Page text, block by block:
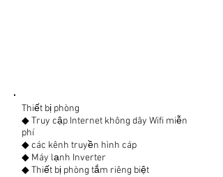
Thiết bị phòng
◆ Truy cập Internet không dây Wifi miễn
phí
◆ các kênh truyền hình cáp
◆ Máy lạnh Inverter
◆ Thiết bị phòng tắm riêng biệt